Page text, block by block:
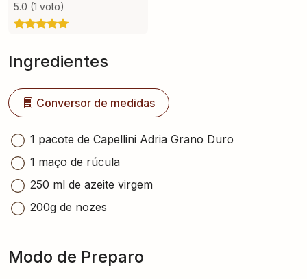
5.0 (1 voto)
Ingredientes
Conversor de medidas
1 pacote de Capellini Adria Grano Duro
1 maço de rúcula
250 ml de azeite virgem
200g de nozes
Modo de Preparo